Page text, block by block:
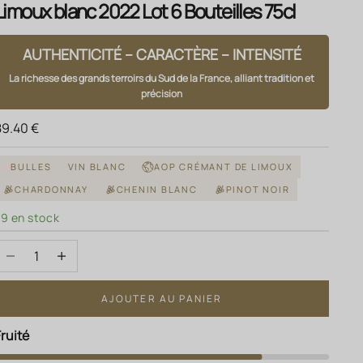
blanc 2022 Lot 6 Bouteilles 75cl
AUTHENTICITÉ – CARACTÈRE – INTENSITÉ
La richesse des grands terroirs du Sud de la France, alliant tradition et
précision
de vente
€
BULLES VIN BLANC
AOP CRÉMANT DE LIMOUX
CHARDONNAY
CHENIN BLANC PINOT NOIR
en stock
la quantité
Augmenter la quantité
AJOUTER AU PANIER